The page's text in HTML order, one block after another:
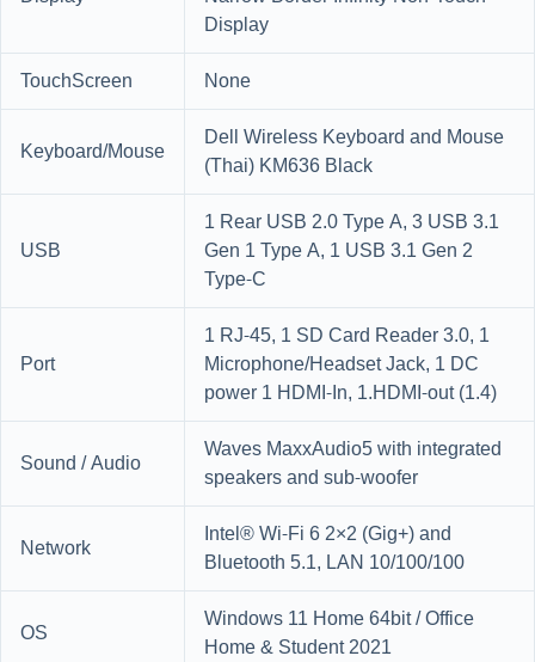
Display
TouchScreen
None
Keyboard/Mouse
Dell Wireless Keyboard and Mouse
(Thai) KM636 Black
USB
1 Rear USB 2.0 Type A, 3 USB 3.1
Gen 1 Type A, 1 USB 3.1 Gen 2
Type-C
Port
1 RJ-45, 1 SD Card Reader 3.0, 1
Microphone/Headset Jack, 1 DC
power 1 HDMI-In, 1.HDMI-out (1.4)
Sound / Audio
Waves MaxxAudio5 with integrated
speakers and sub-woofer
Network
Intel® Wi-Fi 6 2×2 (Gig+) and
Bluetooth 5.1, LAN 10/100/100
OS
Windows 11 Home 64bit / Office
Home & Student 2021